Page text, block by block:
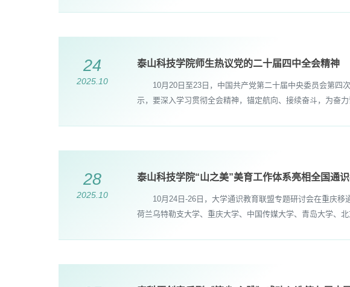
24
2025.10
泰山科技学院师生热议党的二十届四中全会精神
10月20日至23日，中国共产党第二十届中央委员会第四次
示，要深入学习贯彻全会精神，锚定航向、接续奋斗，为奋
28
2025.10
泰山科技学院“山之美”美育工作体系亮相全国通
10月24日-26日，大学通识教育联盟专题研讨会在重庆移通
荷兰乌特勒支大学、重庆大学、中国传媒大学、青岛大学、